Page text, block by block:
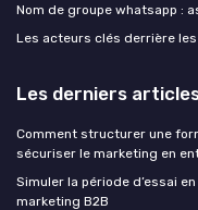
Nom de groupe whatsapp :
Les acteurs clés derrière
Les derniers
Comment structurer une
sécuriser le marketing en
Simuler la période d’essai
marketing B2B